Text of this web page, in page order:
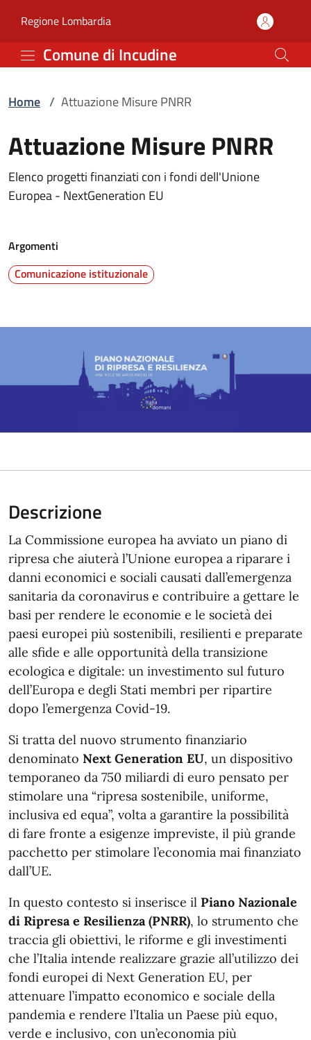
Attuazione Misure
Regione Lombardia(apre in un'altra scheda).
Comune di Incudine
Home / Attuazione Misure PNRR
Attuazione Misure PNRR
Elenco progetti finanziati con i fondi dell'Unione
Europea - NextGeneration EU
Argomenti
Comunicazione istituzionale
Descrizione
La Commissione europea ha avviato un piano di
ripresa che aiuterà l’Unione europea a riparare i
danni economici e sociali causati dall’emergenza
sanitaria da coronavirus e contribuire a gettare le
basi per rendere le economie e le società dei
paesi europei più sostenibili, resilienti e preparate
alle sfide e alle opportunità della transizione
ecologica e digitale: un investimento sul futuro
dell’Europa e degli Stati membri per ripartire
dopo l’emergenza Covid-19.
Si tratta del nuovo strumento finanziario
denominato Next Generation EU, un dispositivo
temporaneo da 750 miliardi di euro pensato per
stimolare una “ripresa sostenibile, uniforme,
inclusiva ed equa”, volta a garantire la possibilità
di fare fronte a esigenze impreviste, il più grande
pacchetto per stimolare l’economia mai finanziato
dall’UE.
In questo contesto si inserisce il Piano Nazionale
di Ripresa e Resilienza (PNRR), lo strumento che
traccia gli obiettivi, le riforme e gli investimenti
che l’Italia intende realizzare grazie all’utilizzo dei
fondi europei di Next Generation EU, per
attenuare l’impatto economico e sociale della
pandemia e rendere l’Italia un Paese più equo,
verde e inclusivo, con un’economia più